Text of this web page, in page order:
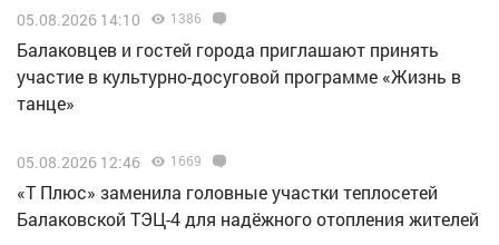
05.08.2026 14:10 1386
Балаковцев и гостей города приглашают принять
участие в культурно-досуговой программе «Жизнь в
танце»
05.08.2026 12:46 1669
«Т Плюс» заменила головные участки теплосетей
Балаковской ТЭЦ-4 для надёжного отопления жителей